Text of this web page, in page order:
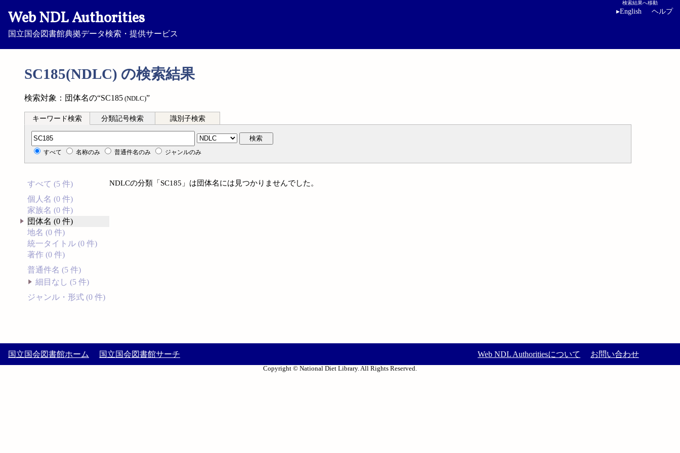
Web NDL Authorities
国立国会図書館典拠データ検索・提供サービス
検索結果へ移動
▸English ヘルプ
SC185(NDLC) の検索結果
検索対象：団体名の“SC185 (NDLC)”
キーワード検索 分類記号検索 識別子検索
分類記号検索 検索
すべて 名称のみ 普通件名のみ ジャンルのみ
すべて (5 件)
個人名 (0 件)
家族名 (0 件)
団体名 (0 件)
地名 (0 件)
統一タイトル (0 件)
著作 (0 件)
普通件名 (5 件)
細目なし (5 件)
ジャンル・形式 (0 件)
NDLCの分類「SC185」は団体名には見つかりませんでした。
国立国会図書館ホーム 国立国会図書館サーチ Web NDL Authoritiesについて お問い合わせ
Copyright © National Diet Library. All Rights Reserved.